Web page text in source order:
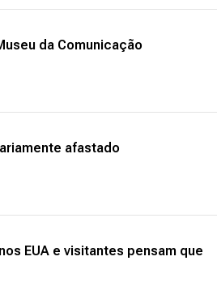
da Comunicação
afastado
EUA e visitantes pensam que